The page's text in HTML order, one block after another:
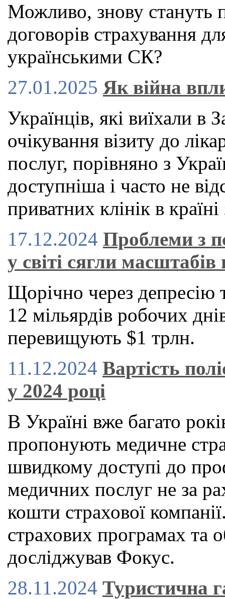
Можливо, знову стануть
договорів страхування
українськими СК?
27.01.2025 Як війна
Українців, які виїхали в
очікування візиту до
послуг, порівняно з
доступніша і часто не
приватних клінік в країні
17.12.2024 Проблеми з
у світі сягли масштабів
Щорічно через депресію
12 мільярдів робочих
перевищують $1 трлн.
11.12.2024 Вартість
у 2024 році
В Україні вже багато
пропонують медичне
швидкому доступі до
медичних послуг не за
кошти страхової
страхових програмах та
досліджував Фокус.
28.11.2024 Туристична